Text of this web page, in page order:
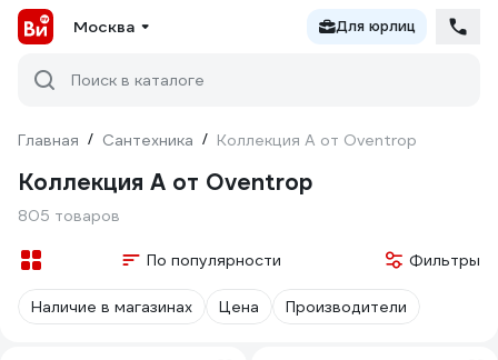
Москва Для юрлиц
Поиск в каталоге
Главная / Сантехника / Коллекция А от Oventrop
Коллекция А от Oventrop
805 товаров
По популярности Фильтры
Наличие в магазинах Цена Производители